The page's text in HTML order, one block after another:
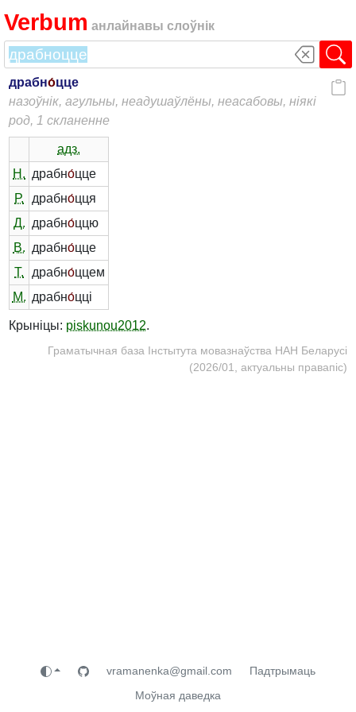
Verbum анлайнавы слоўнік
драбно́цце
назоўнік, агульны, неадушаўлёны, неасабовы, ніякі
род, 1 скланенне
адз.
Н. драбно́цце
Р.
драбно́цця
Д. драбно́ццю
В. драбно́цце
Т.
драбно́ццем
М. драбно́цці
Крыніцы: piskunou2012.
Граматычная база Інстытута мовазнаўства НАН Беларусі
(2026/01, актуальны правапіс)
vramanenka@gmail.com
Падтрымаць
Моўная даведка